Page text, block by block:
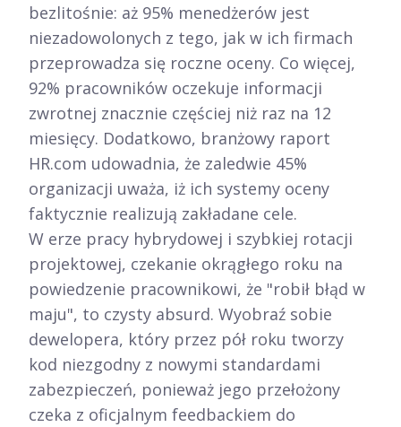
bezlitośnie: aż 95% menedżerów jest
niezadowolonych z tego, jak w ich firmach
przeprowadza się roczne oceny. Co więcej,
92% pracowników oczekuje informacji
zwrotnej znacznie częściej niż raz na 12
miesięcy. Dodatkowo, branżowy raport
HR.com udowadnia, że zaledwie 45%
organizacji uważa, iż ich systemy oceny
faktycznie realizują zakładane cele.
W erze pracy hybrydowej i szybkiej rotacji
projektowej, czekanie okrągłego roku na
powiedzenie pracownikowi, że "robił błąd w
maju", to czysty absurd. Wyobraź sobie
dewelopera, który przez pół roku tworzy
kod niezgodny z nowymi standardami
zabezpieczeń, ponieważ jego przełożony
czeka z oficjalnym feedbackiem do